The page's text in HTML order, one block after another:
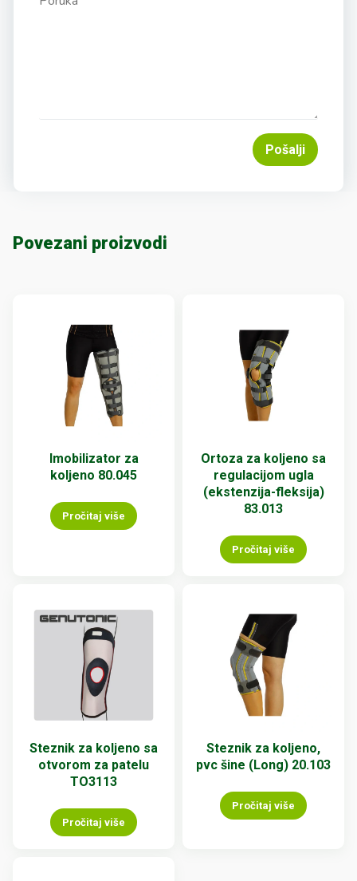
Pošalji
Povezani proizvodi
Imobilizator za
koljeno 80.045
Pročitaj više
Ortoza za koljeno sa
regulacijom ugla
(ekstenzija-fleksija)
83.013
Pročitaj više
Steznik za koljeno sa
otvorom za patelu
TO3113
Pročitaj više
Steznik za koljeno,
pvc šine (Long) 20.103
Pročitaj više